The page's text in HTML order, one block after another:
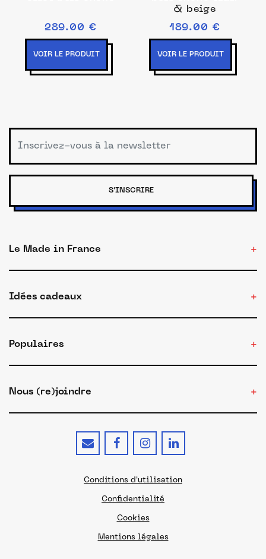
289.00 €
VOIR LE PRODUIT
& beige
189.00 €
VOIR LE PRODUIT
S'INSCRIRE
Le Made in France
Idées cadeaux
Populaires
Nous (re)joindre
Conditions d'utilisation
Confidentialité
Cookies
Mentions légales